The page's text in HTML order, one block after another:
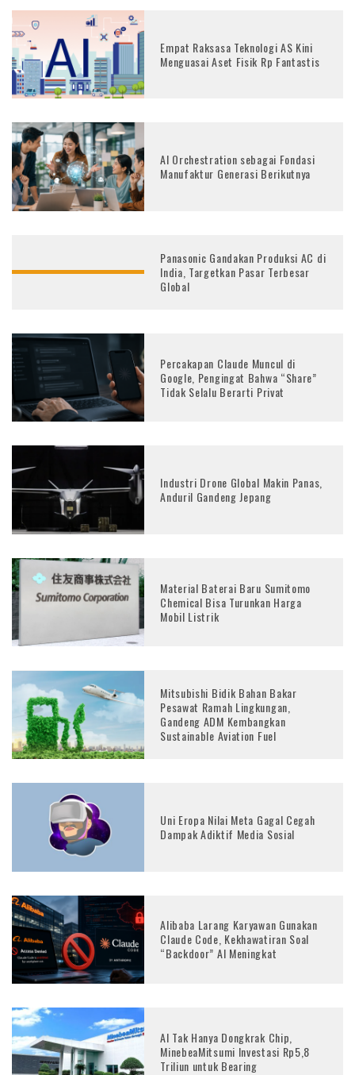
Empat Raksasa Teknologi AS Kini
Menguasai Aset Fisik Rp Fantastis
AI Orchestration sebagai Fondasi
Manufaktur Generasi Berikutnya
Panasonic Gandakan Produksi AC di
India, Targetkan Pasar Terbesar
Global
Percakapan Claude Muncul di
Google, Pengingat Bahwa “Share”
Tidak Selalu Berarti Privat
Industri Drone Global Makin Panas,
Anduril Gandeng Jepang
Material Baterai Baru Sumitomo
Chemical Bisa Turunkan Harga
Mobil Listrik
Mitsubishi Bidik Bahan Bakar
Pesawat Ramah Lingkungan,
Gandeng ADM Kembangkan
Sustainable Aviation Fuel
Uni Eropa Nilai Meta Gagal Cegah
Dampak Adiktif Media Sosial
Alibaba Larang Karyawan Gunakan
Claude Code, Kekhawatiran Soal
“Backdoor” AI Meningkat
AI Tak Hanya Dongkrak Chip,
MinebeaMitsumi Investasi Rp5,8
Triliun untuk Bearing